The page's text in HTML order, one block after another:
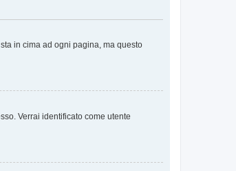
in cima ad ogni pagina, ma questo
Verrai identificato come utente